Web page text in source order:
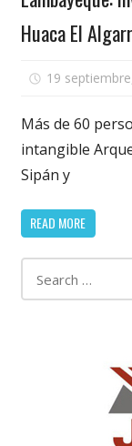
Huaca El
19
Más de 60
intangible
Sipán y
READ MORE